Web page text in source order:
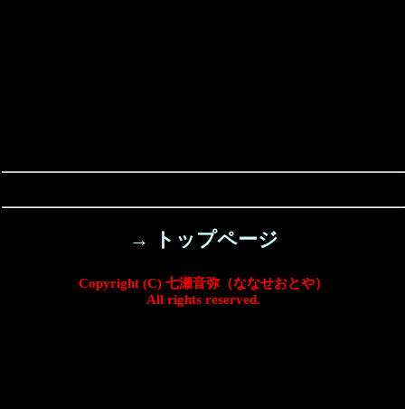
→ トップページ
Copyright (C) 七瀬音弥（ななせおとや）
All rights reserved.